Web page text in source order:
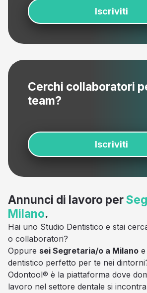
Iscriviti
Cerchi collaboratori
team?
Iscriviti
Annunci di lavoro per
Milano.
Hai uno Studio Dentistico e stai
o collaboratori?
Oppure sei Segretaria/o a Milano
dentistico perfetto per te nei
Odontool® è la piattaforma dove
lavoro nel settore dentale si